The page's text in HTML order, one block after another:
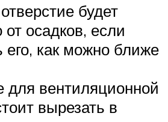
будет
осадков, если
его, как можно ближе
для вентиляционной
вырезать в